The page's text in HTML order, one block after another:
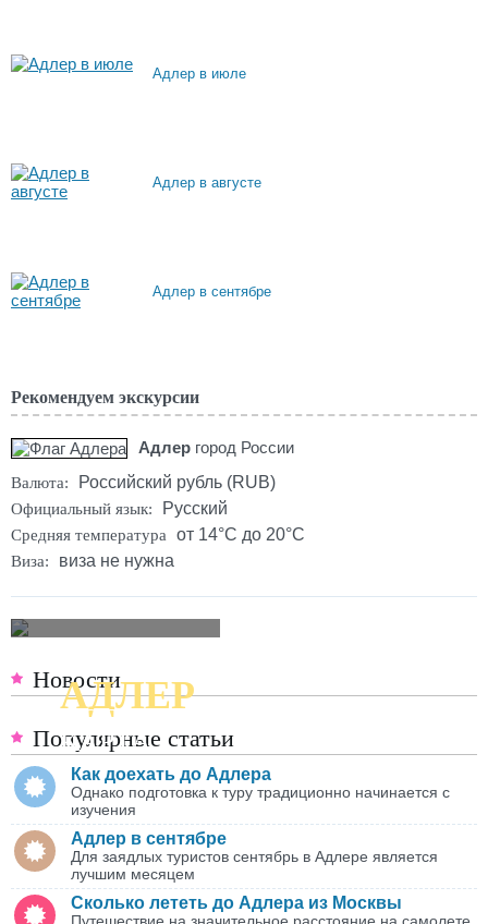
Адлер в июле
Адлер в августе
Адлер в сентябре
Рекомендуем экскурсии
Адлер город России
Валюта: Российский рубль (RUB)
Официальный язык: Русский
Средняя температура от 14°C до 20°C
Виза: виза не нужна
АДЛЕР
ПОДРОБНАЯ
КАРТА
Новости
Популярные статьи
Как доехать до Адлера
Однако подготовка к туру традиционно начинается с
изучения
Адлер в сентябре
Для заядлых туристов сентябрь в Адлере является
лучшим месяцем
Сколько лететь до Адлера из Москвы